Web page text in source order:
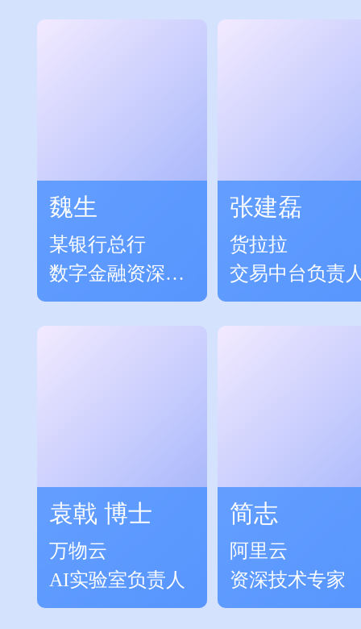
魏生
某银行总行
数字金融资深专
家
张建磊
货拉拉
交易中台负责
袁戟 博士
万物云
AI实验室负责人
简志
阿里云
资深技术专家